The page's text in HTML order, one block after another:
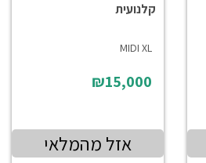
קלנועית
MIDI XL
₪15,000
אזל מהמלאי